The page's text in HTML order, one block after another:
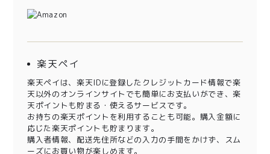
楽天ペイ
楽天ペイは、楽天IDに登録したクレジットカード情報で楽
天以外のオンラインサイトでも簡単にお支払いができ、楽
天ポイントも貯まる・使えるサービスです。
お持ちの楽天ポイントを利用することも可能。購入金額に
応じた楽天ポイントも貯まります。
購入者情報、配送先住所などの入力の手間をかけず、スム
ーズにお買い物が楽しめます。